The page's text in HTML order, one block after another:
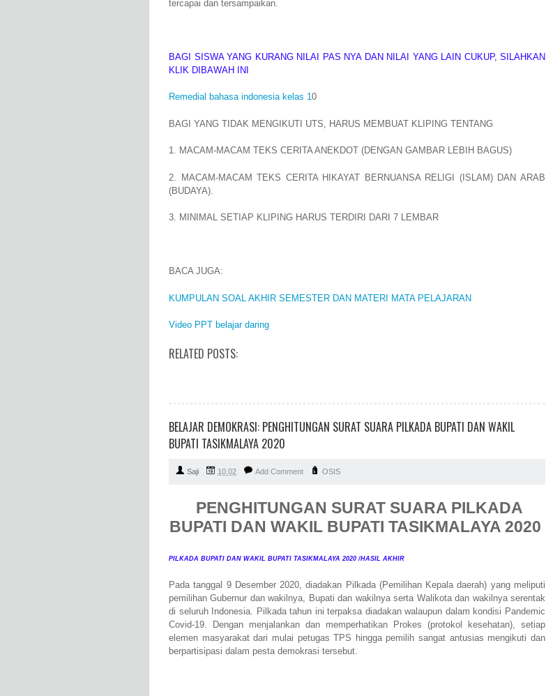
tercapai dan tersampaikan.
BAGI SISWA YANG KURANG NILAI PAS NYA DAN NILAI YANG LAIN CUKUP, SILAHKAN
KLIK DIBAWAH INI
Remedial bahasa indonesia kelas 10
BAGI YANG TIDAK MENGIKUTI UTS, HARUS MEMBUAT KLIPING TENTANG
1. MACAM-MACAM TEKS CERITA ANEKDOT (DENGAN GAMBAR LEBIH BAGUS)
2. MACAM-MACAM TEKS CERITA HIKAYAT BERNUANSA RELIGI (ISLAM) DAN ARAB
(BUDAYA).
3. MINIMAL SETIAP KLIPING HARUS TERDIRI DARI 7 LEMBAR
BACA JUGA:
KUMPULAN SOAL AKHIR SEMESTER DAN MATERI MATA PELAJARAN
Video PPT belajar daring
RELATED POSTS:
BELAJAR DEMOKRASI: PENGHITUNGAN SURAT SUARA PILKADA BUPATI DAN WAKIL
BUPATI TASIKMALAYA 2020
Saji 10.02 Add Comment OSIS
PENGHITUNGAN SURAT SUARA PILKADA
BUPATI DAN WAKIL BUPATI TASIKMALAYA 2020
PILKADA BUPATI DAN WAKIL BUPATI TASIKMALAYA 2020 /HASIL AKHIR
Pada tanggal 9 Desember 2020, diadakan Pilkada (Pemilihan Kepala daerah) yang meliputi
pemilihan Gubernur dan wakilnya, Bupati dan wakilnya serta Walikota dan wakilnya serentak
di seluruh Indonesia. Pilkada tahun ini terpaksa diadakan walaupun dalam kondisi Pandemic
Covid-19. Dengan menjalankan dan memperhatikan Prokes (protokol kesehatan), setiap
elemen masyarakat dari mulai petugas TPS hingga pemilih sangat antusias mengikuti dan
berpartisipasi dalam pesta demokrasi tersebut.